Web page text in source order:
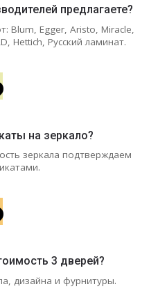
предлагаете?
Blum, Egger, Aristo, Miracle,
Hettich, Русский ламинат.
на зеркало?
зеркала подтверждаем
3 дверей?
дизайна и фурнитуры.